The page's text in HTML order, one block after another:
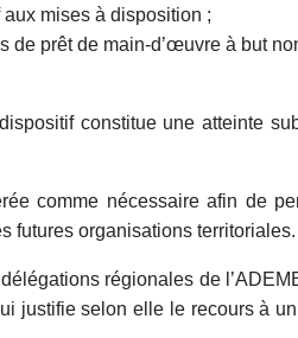
mises à disposition ;
de prêt de main-d’œuvre à but
constitue une atteinte
comme nécessaire afin de
futures organisations territoriales.
régionales de
justifie selon elle le recours à